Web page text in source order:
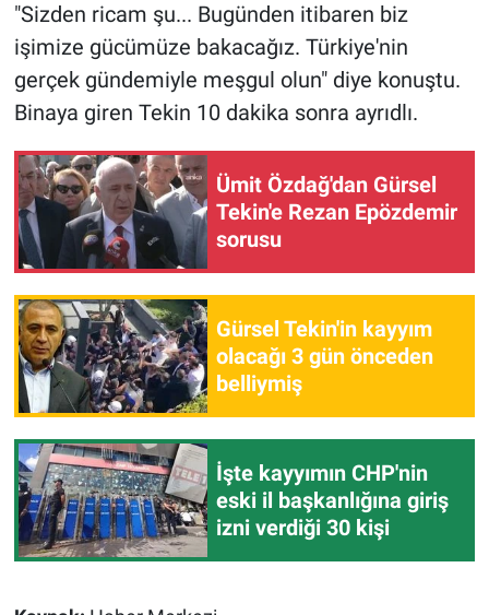
"Sizden ricam şu... Bugünden itibaren biz
işimize gücümüze bakacağız. Türkiye'nin
gerçek gündemiyle meşgul olun" diye konuştu.
Binaya giren Tekin 10 dakika sonra ayrıdlı.
Ümit Özdağ'dan Gürsel
Tekin'e Rezan Epözdemir
sorusu
Gürsel Tekin'in kayyım
olacağı 3 gün önceden
belliymiş
İşte kayyımın CHP'nin
eski il başkanlığına giriş
izni verdiği 30 kişi